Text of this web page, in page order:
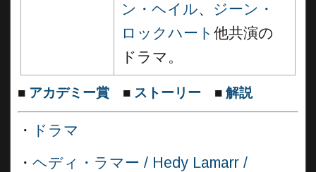
ン・ヘイル、 ジーン・
ロックハート 他共演の
ドラマ。
■ アカデミー賞 ■ ストーリー ■ 解説
・
ドラマ
・ ヘディ・ラマー / Hedy Lamarr /